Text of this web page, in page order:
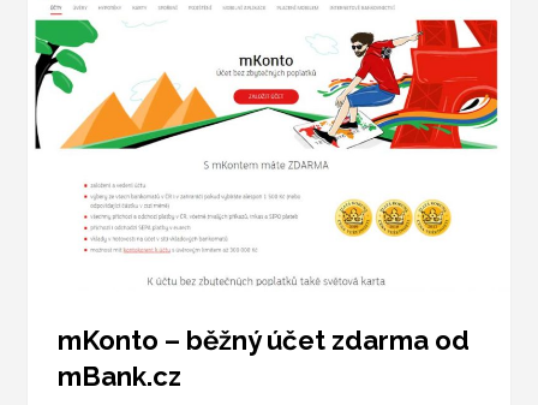
mKonto – běžný účet zdarma od
mBank.cz